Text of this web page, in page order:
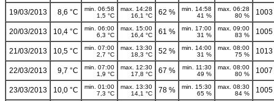
19/03/2013 8,6 °C
min. 06:58
1,5 °C
max. 14:28
16,1 °C
62 %
min. 14:58
41 %
max. 06:28
80 %
20/03/2013 10,4 °C
min. 06:00
6,3 °C
max. 15:00
16,4 °C
61 %
min. 17:00
31 %
max. 09:00
83 %
21/03/2013 10,5 °C
min. 07:00
2,7 °C
max. 13:30
18,3 °C
52 %
min. 14:00
31 %
max. 08:00
75 %
22/03/2013 9,7 °C
min. 07:00
1,9 °C
max. 12:30
17,8 °C
67 %
min. 11:30
49 %
max. 08:00
80 %
23/03/2013 10,0 °C
min. 01:00
7,3 °C
max. 13:30
14,1 °C
78 %
min. 15:30
65 %
max. 08:30
84 %